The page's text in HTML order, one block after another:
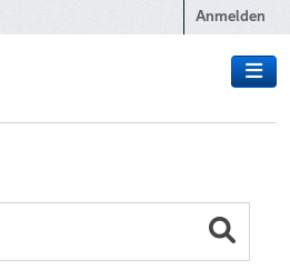
Anmelden